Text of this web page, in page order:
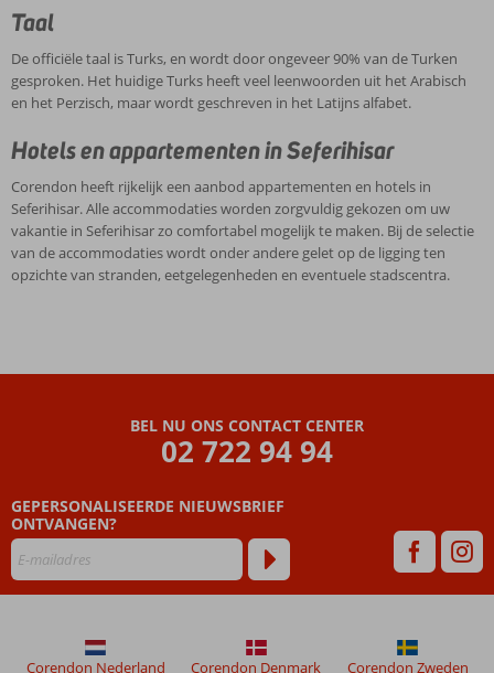
Taal
De officiële taal is Turks, en wordt door ongeveer 90% van de Turken
gesproken. Het huidige Turks heeft veel leenwoorden uit het Arabisch
en het Perzisch, maar wordt geschreven in het Latijns alfabet.
Hotels en appartementen in Seferihisar
Corendon heeft rijkelijk een aanbod appartementen en hotels in
Seferihisar. Alle accommodaties worden zorgvuldig gekozen om uw
vakantie in Seferihisar zo comfortabel mogelijk te maken. Bij de selectie
van de accommodaties wordt onder andere gelet op de ligging ten
opzichte van stranden, eetgelegenheden en eventuele stadscentra.
BEL NU ONS CONTACT CENTER
02 722 94 94
GEPERSONALISEERDE NIEUWSBRIEF
ONTVANGEN?
Corendon Nederland Corendon Denmark Corendon Zweden